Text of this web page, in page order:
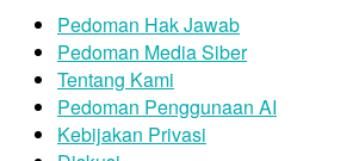
Pedoman Hak Jawab
Pedoman Media Siber
Tentang Kami
Pedoman Penggunaan AI
Kebijakan Privasi